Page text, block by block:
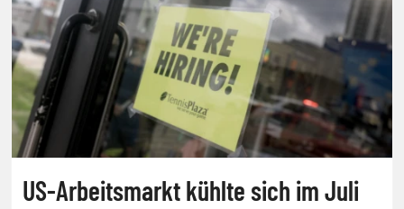
US-Arbeitsmarkt kühlte sich im Juli